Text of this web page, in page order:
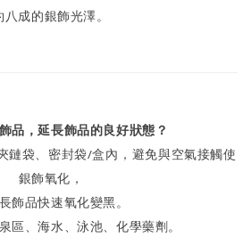
八成的銀飾光澤。
品，延長飾品的良好狀態？
鏈袋、密封袋/盒內，避免與空氣接觸使
銀飾氧化，
飾品快速氧化變黑。
區、海水、泳池、化學藥劑。